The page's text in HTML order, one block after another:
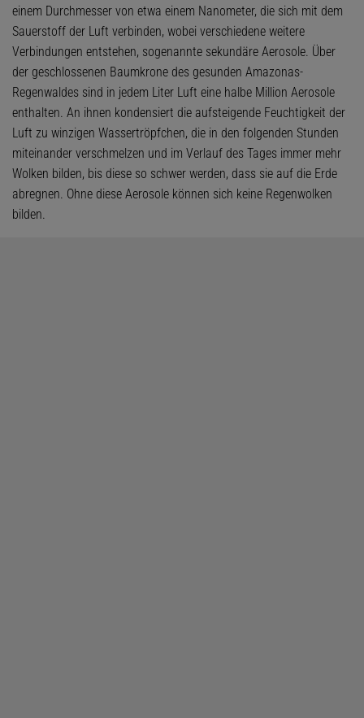
einem Durchmesser von etwa einem Nanometer, die sich mit dem
Sauerstoff der Luft verbinden, wobei verschiedene weitere
Verbindungen entstehen, sogenannte sekundäre Aerosole. Über
der geschlossenen Baumkrone des gesunden Amazonas-
Regenwaldes sind in jedem Liter Luft eine halbe Million Aerosole
enthalten. An ihnen kondensiert die aufsteigende Feuchtigkeit der
Luft zu winzigen Wassertröpfchen, die in den folgenden Stunden
miteinander verschmelzen und im Verlauf des Tages immer mehr
Wolken bilden, bis diese so schwer werden, dass sie auf die Erde
abregnen. Ohne diese Aerosole können sich keine Regenwolken
bilden.